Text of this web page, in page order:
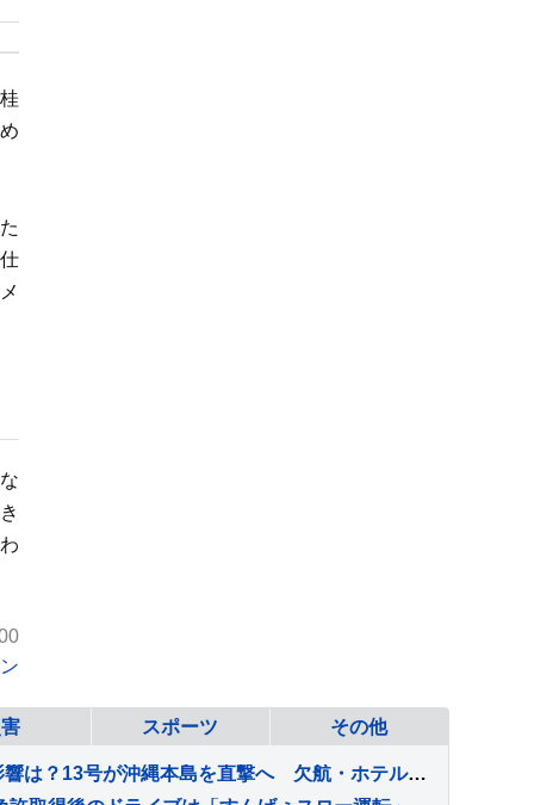
スポーツ その他
“ダブル台風” お盆休みに影響は？13号が沖縄本島を直撃へ 欠航・ホテルのキャンセル相次ぐ 週明け15号が北日本に接近【news23】